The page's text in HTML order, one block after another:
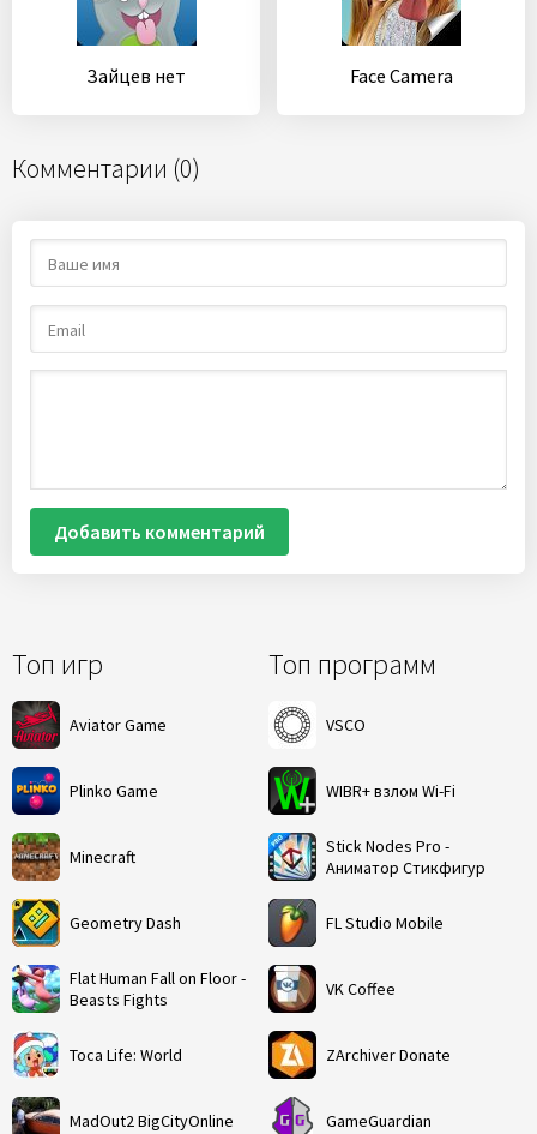
Топ игр
Aviator Game
Plinko Game
Minecraft
Geometry Dash
Flat Human Fall on Floor -
Beasts Fights
Toca Life: World
MadOut2 BigCityOnline
Топ программ
VSCO
WIBR+ взлом Wi-Fi
Stick Nodes Pro -
Аниматор Стикфигур
FL Studio Mobile
VK Coffee
ZArchiver Donate
GameGuardian
Зайцев нет Face Camera
Комментарии (0)
Добавить комментарий